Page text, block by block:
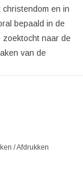
en in
bepaald in de
zoektocht naar de
van de
/Afdrukken